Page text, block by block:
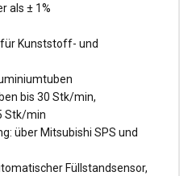
als ± 1%
Kunststoff- und
bis 30 Stk/min,
Stk/min
über Mitsubishi SPS und
Füllstandsensor,